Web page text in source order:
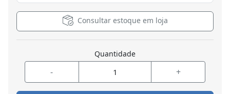
Consultar estoque em loja
Quantidade
- +